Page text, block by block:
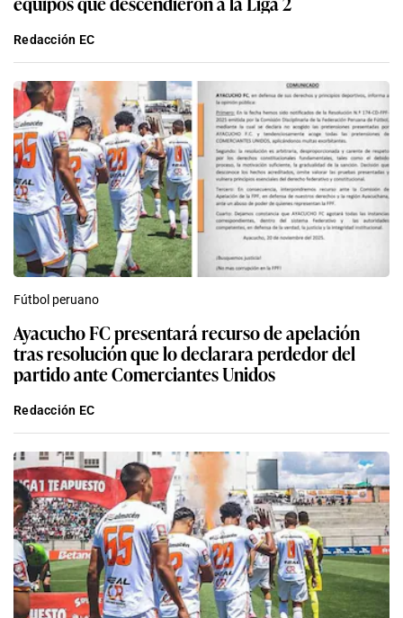
Redacción EC
Fútbol peruano
Ayacucho FC presentará recurso de apelación
tras resolución que lo declarara perdedor del
partido ante Comerciantes Unidos
Redacción EC